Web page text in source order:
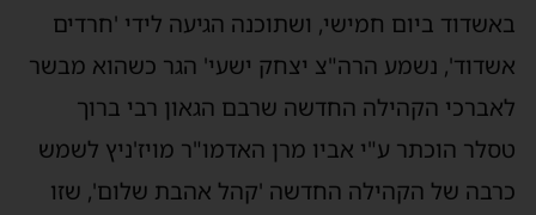
באשדוד ביום חמישי, ושתוכנה הגיעה לידי 'חרדים
אשדוד', נשמע הרה"צ יצחק ישעי' הגר כשהוא מבשר
לאברכי הקהילה החדשה שרבם הגאון רבי ברוך
טסלר הוכתר ע"י אביו מרן האדמו"ר מויז'ניץ לשמש
כרבה של הקהילה החדשה 'קהל אהבת שלום', שזו